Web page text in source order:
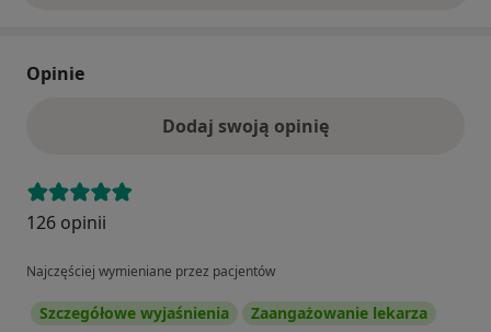
Opinie
Dodaj swoją opinię
126 opinii
Najczęściej wymieniane przez pacjentów
Szczegółowe wyjaśnienia
Zaangażowanie lekarza